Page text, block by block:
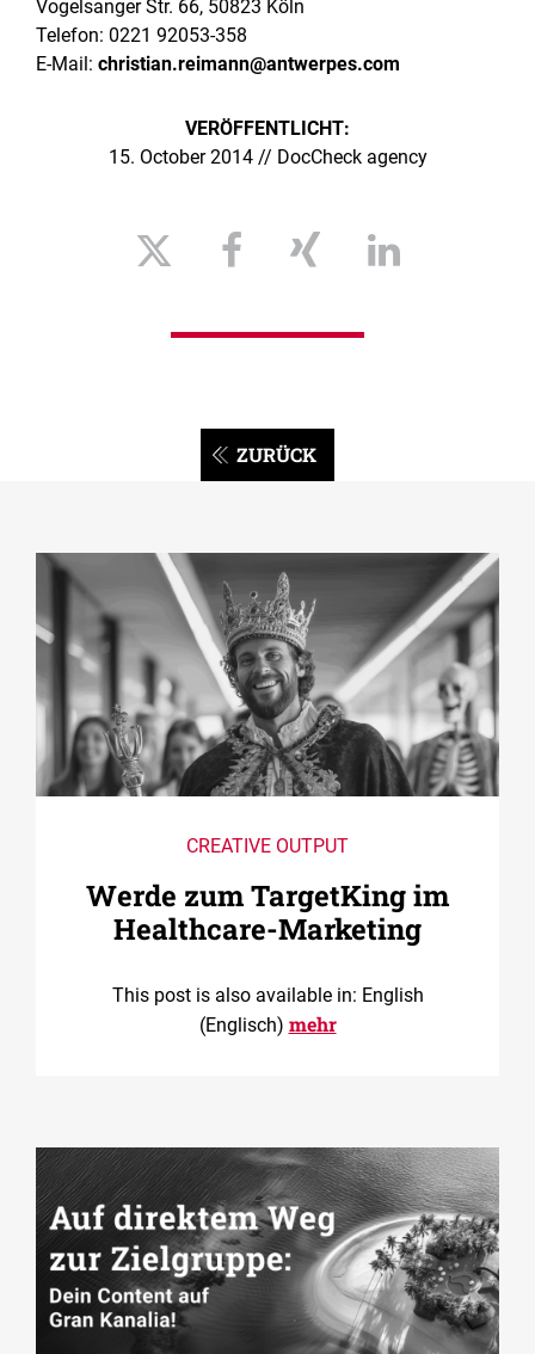
Vogelsanger Str. 66, 50823 Köln
Telefon: 0221 92053-358
E-Mail: christian.reimann@antwerpes.com
VERÖFFENTLICHT:
15. October 2014 // DocCheck agency
ZURÜCK
CREATIVE OUTPUT
Werde zum TargetKing im
Healthcare-Marketing
This post is also available in: English
(Englisch) mehr